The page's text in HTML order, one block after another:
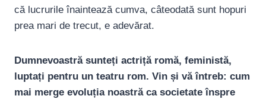
că lucrurile înaintează cumva, câteodată sunt hopuri
prea mari de trecut, e adevărat.
Dumnevoastră sunteți actriță romă, feministă,
luptați pentru un teatru rom. Vin și vă întreb: cum
mai merge evoluția noastră ca societate înspre